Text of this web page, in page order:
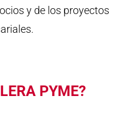
y de los proyectos
PYME?